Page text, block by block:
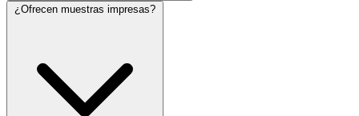
¿Ofrecen muestras impresas?